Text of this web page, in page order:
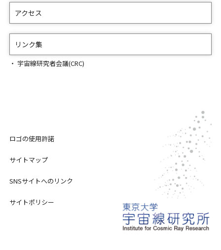
アクセス
リンク集
宇宙線研究者会議(CRC)
ロゴの使用許諾
サイトマップ
SNSサイトへのリンク
サイトポリシー